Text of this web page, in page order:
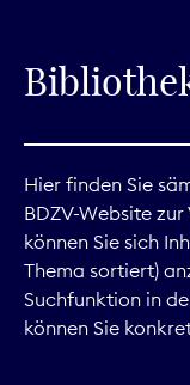
Service
Hier finden Sie
BDZV-Website
können Sie sich
Thema sortiert)
Suchfunktion in
können Sie